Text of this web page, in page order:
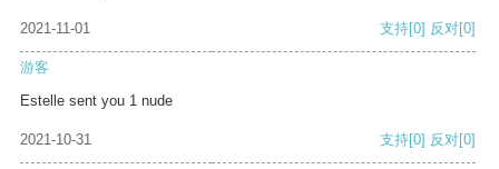
2021-11-01 支持[0] 反对[0]
游客
Estelle sent you 1 nude
2021-10-31 支持[0] 反对[0]